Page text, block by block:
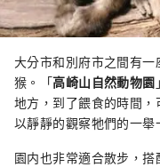
大分市和別府市之間有
猴。「高崎山自然動物園
地方，到了餵食的時間
以靜靜的觀察牠們的一舉
園内也非常適合散步，搭